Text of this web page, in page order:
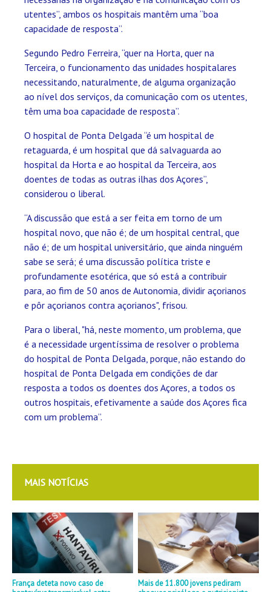
utentes”, ambos os hospitais mantêm uma “boa
capacidade de resposta”.
Segundo Pedro Ferreira, “quer na Horta, quer na
Terceira, o funcionamento das unidades hospitalares
necessitando, naturalmente, de alguma organização
ao nível dos serviços, da comunicação com os utentes,
têm uma boa capacidade de resposta”.
O hospital de Ponta Delgada “é um hospital de
retaguarda, é um hospital que dá salvaguarda ao
hospital da Horta e ao hospital da Terceira, aos
doentes de todas as outras ilhas dos Açores”,
considerou o liberal.
“A discussão que está a ser feita em torno de um
hospital novo, que não é; de um hospital central, que
não é; de um hospital universitário, que ainda ninguém
sabe se será; é uma discussão política triste e
profundamente esotérica, que só está a contribuir
para, ao fim de 50 anos de Autonomia, dividir açorianos
e pôr açorianos contra açorianos", frisou.
Para o liberal, "há, neste momento, um problema, que
é a necessidade urgentíssima de resolver o problema
do hospital de Ponta Delgada, porque, não estando do
hospital de Ponta Delgada em condições de dar
resposta a todos os doentes dos Açores, a todos os
outros hospitais, efetivamente a saúde dos Açores fica
com um problema”.
MAIS NOTÍCIAS
França deteta novo caso de
Mais de 11.800 jovens pediram